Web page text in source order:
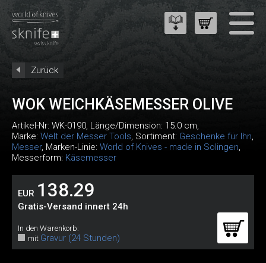
Zurück
WOK WEICHKÄSEMESSER OLIVE
Artikel-Nr: WK-0190, Länge/Dimension: 15.0 cm,
Marke: Welt der Messer Tools, Sortiment: Geschenke für Ihn,
Messer, Marken-Linie: World of Knives - made in Solingen,
Messerform: Käsemesser
EUR 138.29
Gratis-Versand innert 24h
In den Warenkorb:
mit Gravur (24 Stunden)